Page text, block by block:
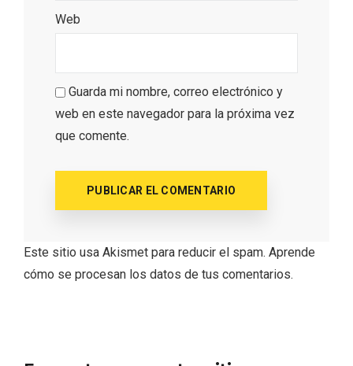
Web
Guarda mi nombre, correo electrónico y
web en este navegador para la próxima vez
que comente.
Este sitio usa Akismet para reducir el spam. Aprende
cómo se procesan los datos de tus comentarios.
Noche de Terror en las Bodegas de